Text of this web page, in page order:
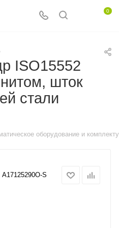
0
ISO15552
шток
стали
оборудование и
A17125290O-S